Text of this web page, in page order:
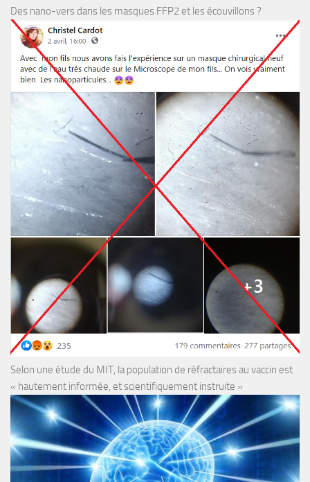
Des nano-vers dans les masques FFP2 et les écouvillons ?
Selon une étude du MIT, la population de réfractaires au vaccin est
« hautement informée, et scientifiquement instruite »